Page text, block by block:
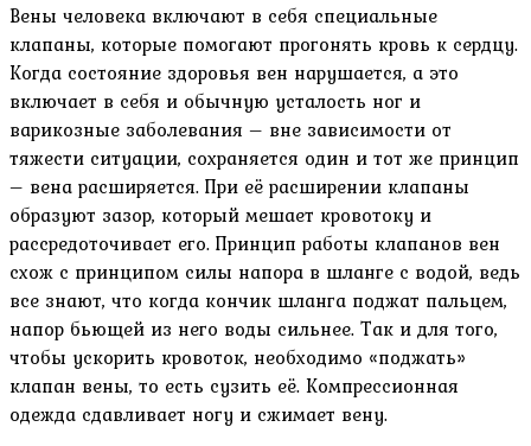
Вены человека включают в себя специальные
клапаны, которые помогают прогонять кровь к сердцу.
Когда состояние здоровья вен нарушается, а это
включает в себя и обычную усталость ног и
варикозные заболевания – вне зависимости от
тяжести ситуации, сохраняется один и тот же принцип
– вена расширяется. При её расширении клапаны
образуют зазор, который мешает кровотоку и
рассредоточивает его. Принцип работы клапанов вен
схож с принципом силы напора в шланге с водой, ведь
все знают, что когда кончик шланга поджат пальцем,
напор бьющей из него воды сильнее. Так и для того,
чтобы ускорить кровоток, необходимо «поджать»
клапан вены, то есть сузить её. Компрессионная
одежда сдавливает ногу и сжимает вену.